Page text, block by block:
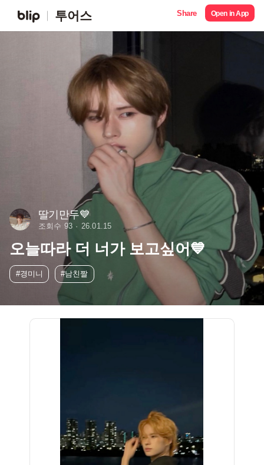
투어스 Share Open in App
딸기만두💙
조회수 93 26.01.15
오늘따라 더 너가 보고싶어💙
#경미니 #남친짤